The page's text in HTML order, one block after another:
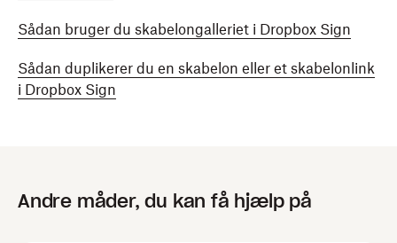
Sådan bruger du skabelongalleriet i Dropbox Sign
Sådan duplikerer du en skabelon eller et skabelonlink
i Dropbox Sign
Andre måder, du kan få hjælp på